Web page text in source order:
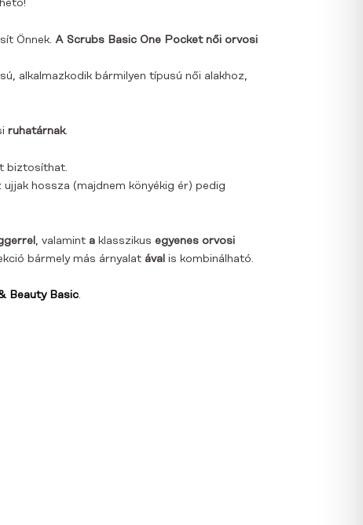
Önnek. A Scrubs Basic One Pocket női orvosi
alkalmazkodik bármilyen típusú női alakhoz,
ruhatárnak.
biztosíthat.
hossza (majdnem könyékig ér) pedig
, valamint a klasszikus egyenes orvosi
bármely más árnyalat ával is kombinálható.
Beauty Basic.